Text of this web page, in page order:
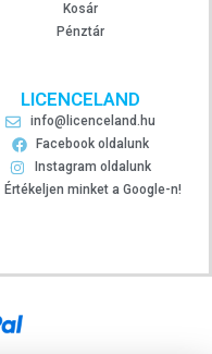
Kosár
Pénztár
LICENCELAND
info@licenceland.hu
Facebook oldalunk
Instagram oldalunk
Értékeljen minket a Google-n!